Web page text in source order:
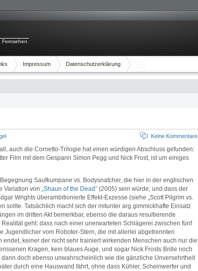
Fernsehen
Impressum Datenschutzerklärung
Keine Kommentare
auch die Cornetto-Trilogie hat einen würdigen Abschluss gefunden:
Film mit dem Gespann Simon Pegg und Nick Frost, ist um einiges
Saufkumpane vs. Bodysnatcher, die hier in der englischen
Variation von „Shaun of the Dead“ (2005) sein würde, und dass der
Wrights überambitionierte Effekt-Exzesse (siehe „Scott Pilgrim vs.
sollte. Tatsächlich macht sich der mitunter arg gimmickhafte Einsatz
im dritten Akt bemerkbar, ebenso die daraus resultierende
geht: dass nach einer unerwarteten Schlägerei zwischen fünf
Jugendlicher vom Roboter-Stern, die mit allerlei abgetrennten
keiner der nicht sehr trainiert wirkenden Menschen auch nur die
Kragen, kein blaues Auge, und sogar Nick Frosts Brille noch
doch ebenso unwahrscheinlich wie die gänzliche Unversehrtheit
durch eine Hauswand fährt, ohne dass Kühler, Scheinwerfer und